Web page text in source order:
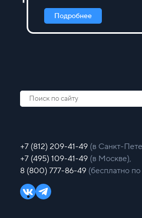
Подробнее
+7 (812) 209-41-49 (в Санкт-
+7 (495) 109-41-49 (в Москве),
8 (800) 777-86-49 (бесплатно